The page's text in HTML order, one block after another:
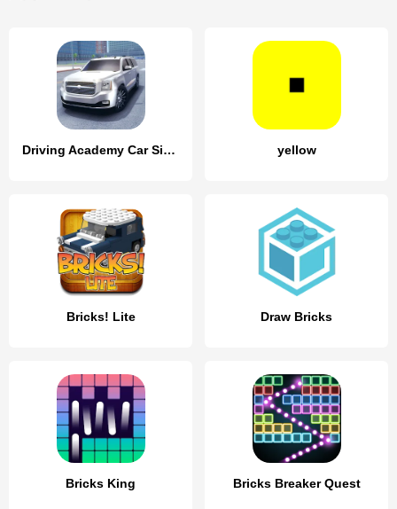
Driving Academy Car Simulator yellow
Bricks! Lite Draw Bricks
Bricks King Bricks Breaker Quest